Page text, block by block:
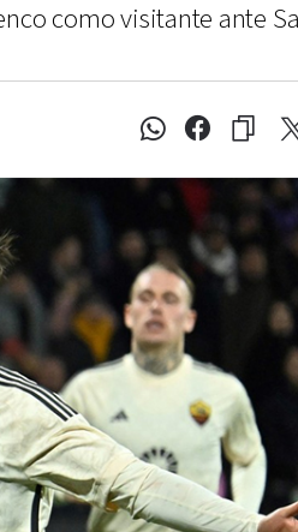
como visitante ante